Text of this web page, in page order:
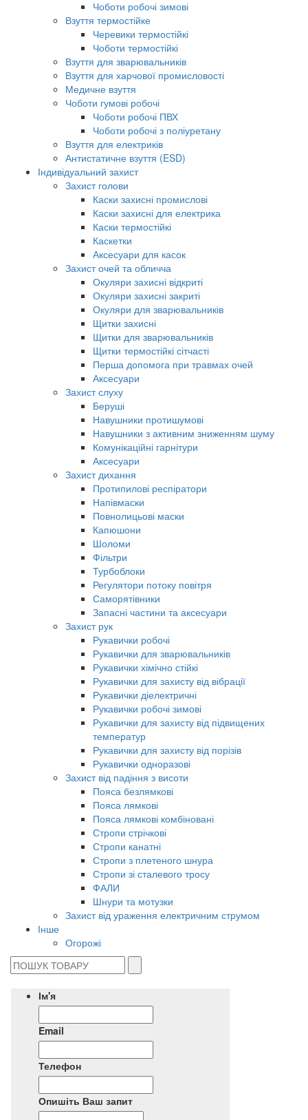
Чоботи робочі зимові
Взуття термостійке
Черевики термостійкі
Чоботи термостійкі
Взуття для зварювальників
Взуття для харчової промисловості
Медичне взуття
Чоботи гумові робочі
Чоботи робочі ПВХ
Чоботи робочі з поліуретану
Взуття для електриків
Антистатичне взуття (ESD)
Індивідуальний захист
Захист голови
Каски захисні промислові
Каски захисні для електрика
Каски термостійкі
Каскетки
Аксесуари для касок
Захист очей та обличча
Окуляри захисні відкриті
Окуляри захисні закриті
Окуляри для зварювальників
Щитки захисні
Щитки для зварювальників
Щитки термостійкі сітчасті
Перша допомога при травмах очей
Аксесуари
Захист слуху
Беруші
Навушники протишумові
Навушники з активним зниженням шуму
Комунікаційні гарнітури
Аксесуари
Захист дихання
Протипилові респіратори
Напівмаски
Повнолицьові маски
Капюшони
Шоломи
Фільтри
Турбоблоки
Регулятори потоку повітря
Саморятівники
Запасні частини та аксесуари
Захист рук
Рукавички робочі
Рукавички для зварювальників
Рукавички хімічно стійкі
Рукавички для захисту від вібрації
Рукавички діелектричні
Рукавички робочі зимові
Рукавички для захисту від підвищених
температур
Рукавички для захисту від порізів
Рукавички одноразові
Захист від падіння з висоти
Пояса безлямкові
Пояса лямкові
Пояса лямкові комбіновані
Стропи стрічкові
Стропи канатні
Стропи з плетеного шнура
Стропи зі сталевого тросу
ФАЛИ
Шнури та мотузки
Захист від ураження електричним струмом
Інше
Огорожі
Ім'я
Email
Телефон
Опишіть Ваш запит